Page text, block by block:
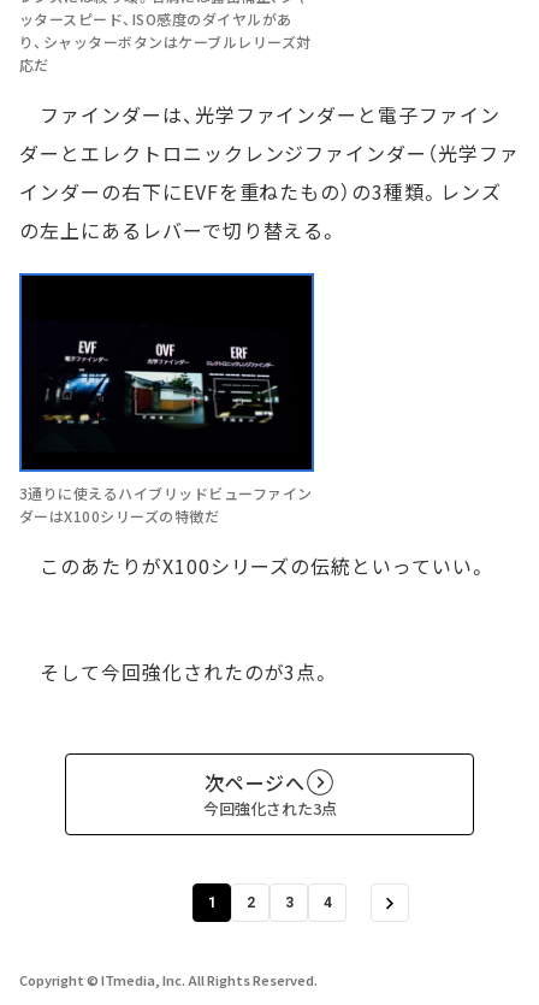
ッタースピード、ISO感度のダイヤルがあ
り、シャッターボタンはケーブルレリーズ対
応だ
ファインダーは、光学ファインダーと電子ファイン
ダーとエレクトロニックレンジファインダー（光学ファ
インダーの右下にEVFを重ねたもの）の3種類。レンズ
の左上にあるレバーで切り替える。
3通りに使えるハイブリッドビューファイン
ダーはX100シリーズの特徴だ
このあたりがX100シリーズの伝統といっていい。
そして今回強化されたのが3点。
次ページへ
今回強化された3点
1 2 3 4
Copyright © ITmedia, Inc. All Rights Reserved.